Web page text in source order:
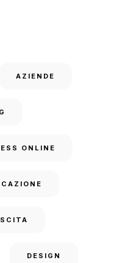
AZIENDE
ONLINE
DESIGN